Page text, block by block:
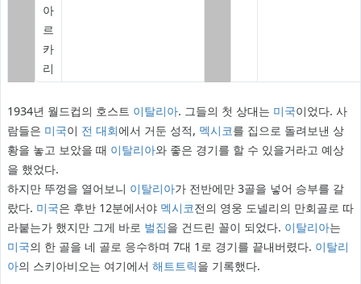
아
르
카
리
1934년 월드컵의 호스트 이탈리아. 그들의 첫 상대는 미국이었다. 사
람들은 미국이 전 대회에서 거둔 성적, 멕시코를 집으로 돌려보낸 상
황을 놓고 보았을 때 이탈리아와 좋은 경기를 할 수 있을거라고 예상
을 했었다.
하지만 뚜껑을 열어보니 이탈리아가 전반에만 3골을 넣어 승부를 갈
랐다. 미국은 후반 12분에서야 멕시코전의 영웅 도넬리의 만회골로 따
라붙는가 했지만 그게 바로 벌집을 건드린 꼴이 되었다. 이탈리아는
미국의 한 골을 네 골로 응수하며 7대 1로 경기를 끝내버렸다. 이탈리
아의 스키아비오는 여기에서 해트트릭을 기록했다.